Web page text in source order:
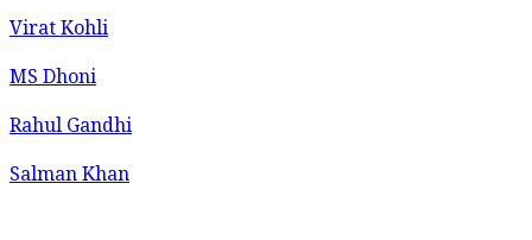
Virat Kohli
MS Dhoni
Rahul Gandhi
Salman Khan